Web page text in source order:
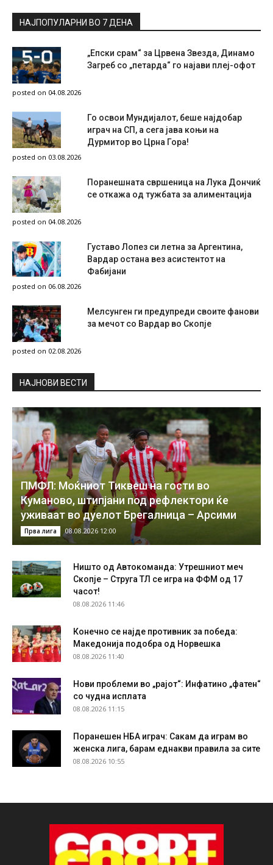
НАЈПОПУЛАРНИ ВО 7 ДЕНА
„Епски срам“ за Црвена Звезда, Динамо
Загреб со „петарда“ го најави плеј-офот
posted on 04.08.2026
Го освои Мундијалот, беше најдобар
играч на СП, а сега јава коњи на
Дурмитор во Црна Гора!
posted on 03.08.2026
Поранешната свршеница на Лука Дончиќ
се откажа од тужбата за алиментација
posted on 04.08.2026
Густаво Лопез си летна за Аргентина,
Вардар остана вез асистентот на
Фабијани
posted on 06.08.2026
Мелсунген ги предупреди своите фанови
за мечот со Вардар во Скопје
posted on 02.08.2026
НAЈНОВИ ВЕСТИ
ПМФЛ: Моќниот Тиквеш на гости во
Куманово, штипјани под рефлектори ќе
уживаат во дуелот Брегалница – Арсими
Прва лига 08.08.2026 12:00
Ништо од Автокоманда: Утрешниот меч
Скопје – Струга ТЛ се игра на ФФМ од 17
часот!
08.08.2026 11:46
Конечно се најде противник за победа:
Македонија подобра од Норвешка
08.08.2026 11:40
Нови проблеми во „рајот“: Инфатино „фатен“
со чудна исплата
08.08.2026 11:15
Поранешен НБА играч: Сакам да играм во
женска лига, барам еднакви правила за сите
08.08.2026 10:55